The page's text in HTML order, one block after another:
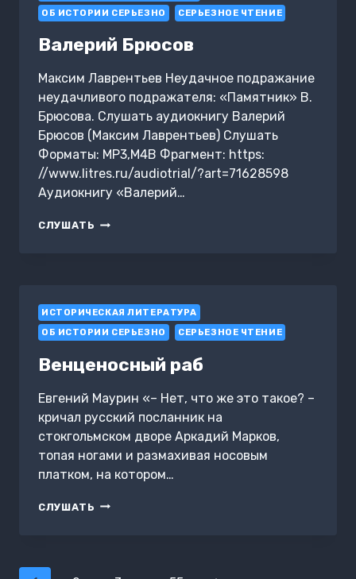
ОБ ИСТОРИИ СЕРЬЕЗНО
СЕРЬЕЗНОЕ ЧТЕНИЕ
Валерий Брюсов
Максим Лаврентьев Неудачное подражание
неудачливого подражателя: «Памятник» В.
Брюсова. Слушать аудиокнигу Валерий
Брюсов (Максим Лаврентьев) Слушать
Форматы: MP3,M4B Фрагмент: https:
//www.litres.ru/audiotrial/?art=71628598
Аудиокнигу «Валерий…
СЛУШАТЬ ВАЛЕРИЙ
ИСТОРИЧЕСКАЯ ЛИТЕРАТУРА
ОБ ИСТОРИИ СЕРЬЕЗНО
СЕРЬЕЗНОЕ ЧТЕНИЕ
Венценосный раб
Евгений Маурин «– Нет, что же это такое? –
кричал русский посланник на
стокгольмском дворе Аркадий Марков,
топая ногами и размахивая носовым
платком, на котором…
СЛУШАТЬ ВЕНЦЕНОСНЫЙ